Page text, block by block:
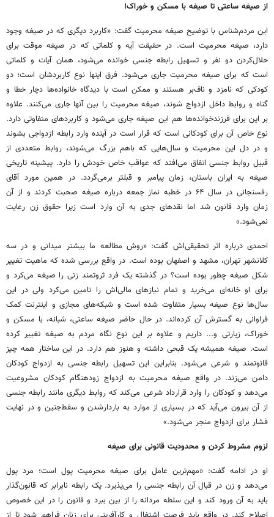
از صیغه ساعتی تا صیغه با مسکن و خوراک!
این مردم‌شناس با توضیح صیغه محرمیت گفت: «کاربرد دیگری که در صیغه وجود
دارد، صیغه محرمیت است. در حقیقت آیه و کلماتی که در صیغه موقت برای
حلال‌کردن دو نفر و تسهیل رابطه جنسی خوانده می‌شود، همان آیات و کلماتی
است که برای صیغه محرمیت جاری می‌شود. فرق اینها نوع کاربردشان است؛ دو
کودکی که نامزد و ناف‌بر هستند و ممکن است با دیدگاه خانواده‌ها دچار خطا و
گناه و روابط داخل ازدواج شوند، صیغه محرمیت را بین آنها جاری می‌کنند. علاوه
بر این برای فرزندخوانده‌ها هم این صیغه جاری می‌شود و کاربردهای متفاوتی دارد.
نوع خاص آن برای کودکانی است که قرار است در آینده وارد رابطه ازدواجی بشوند
و در دل این محرمیت و سال‌هایی که باهم بزرگ می‌شوند، روابط متعددی از
قبیل روابط جنسی اتفاق می‌افتد که عواقب خاص خودش را دارد. پیشینه تاریخی
صیغه به ایران باستان، زمان پیامبر و قبلتر برمی‌گردد. در همین مورد آقای
رفسنجانی در سال ۶۴ در خطبه نماز جمعه درباره صیغه صحبت کردند و از آن
زمان وارد قانون شد اما نقدهای جدی به آن وارد است زیرا حقوق زن رعایت
نمی‌شود.»
احمدی درباره اثر تحقیقی‌اش گفت: «روش مطالعه ما بیشتر میدانی و در سه
کلانشهر تهران، مشهد و اصفهان بوده است. در واقع بررسی شده که ماهیت تغییر
شکل صیغه چطور بوده است؟ در گذشته یک فرد ثروتمند زنی را صیغه می‌کرد و
برای او خانه‌ای می‌خرید و تمام نیازهای مالی‌اش را تامین می‌کرد ولی در این
سال‌ها نوع صیغه بسیار متفاوت شده است و شبکه‌های مجازی و اینترنت کمک
فراوانی به گسترش آن کرده‌اند. در حال حاضر صیغه ساعتی، شبانه، با مسکن و
خوراک، زیارتی و... داریم و علاوه بر این نوع نگاه مردم به صیغه تغییر کرده
است. صیغه همیشه یک قبحی داشته و هنوز هم دارد. در این ساختار همه چیز
قانونمند و شرعی می‌شود. بنابراین این تسهیل رابطه جنسی به ازدواج کودکان
دامن می‌زند. در واقع صیغه محرمیت به ازدواج زودهنگام کودکان مشروعیت
می‌دهد و کودکان را وارد قرارداد شرعی می‌کند که روابط دیگری مانند رابطه جنسی
از آن بیرون می‌آید که در بسیاری از موارد به باردارشدن و سقط‌جنین و در نهایت
فشار برای ازدواج منجر می‌شود.»
لزوم مشروط کردن و محدودیت قانونی برای صیغه
او در ادامه گفت: «مهم‌ترین عامل برای صیغه محرمیت پول است؛ مرد پول
می‌دهد و زن در قبال آن رابطه جنسی را می‌پذیرد. یک رابطه نابرابر که قانون‌گذار
باید به آن ورود کند و این سلطه مردانه را از بین ببرد و قانون را در این خصوص